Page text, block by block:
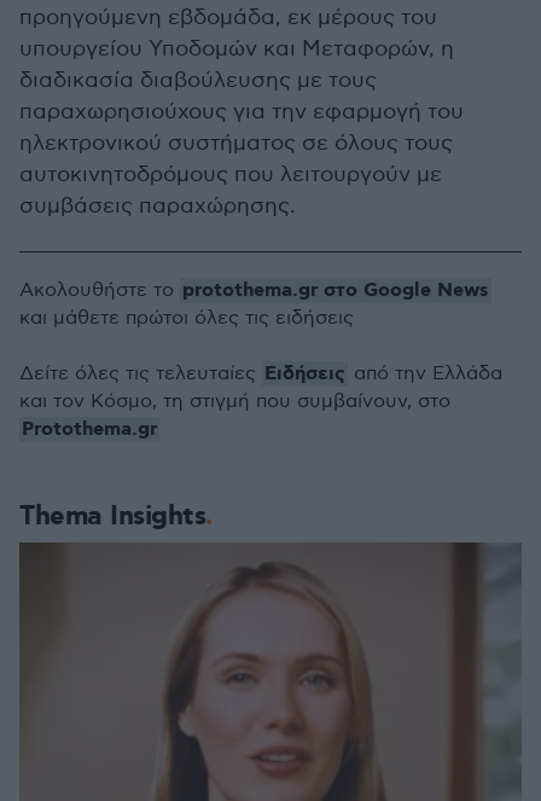
προηγούμενη εβδομάδα, εκ μέρους του
υπουργείου Υποδομών και Μεταφορών, η
διαδικασία διαβούλευσης με τους
παραχωρησιούχους για την εφαρμογή του
ηλεκτρονικού συστήματος σε όλους τους
αυτοκινητοδρόμους που λειτουργούν με
συμβάσεις παραχώρησης.
Thema Insights
Ακολουθήστε το protothema.gr στο Google News
και μάθετε πρώτοι όλες τις ειδήσεις
Δείτε όλες τις τελευταίες Ειδήσεις από την Ελλάδα
και τον Κόσμο, τη στιγμή που συμβαίνουν, στο
Protothema.gr